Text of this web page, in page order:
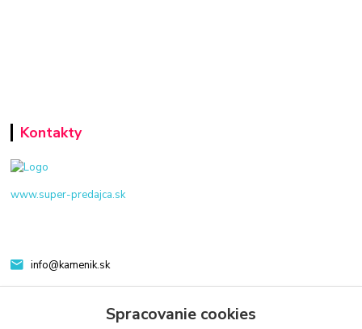
Kontakty
www.super-predajca.sk
info@kamenik.sk
Spracovanie cookies